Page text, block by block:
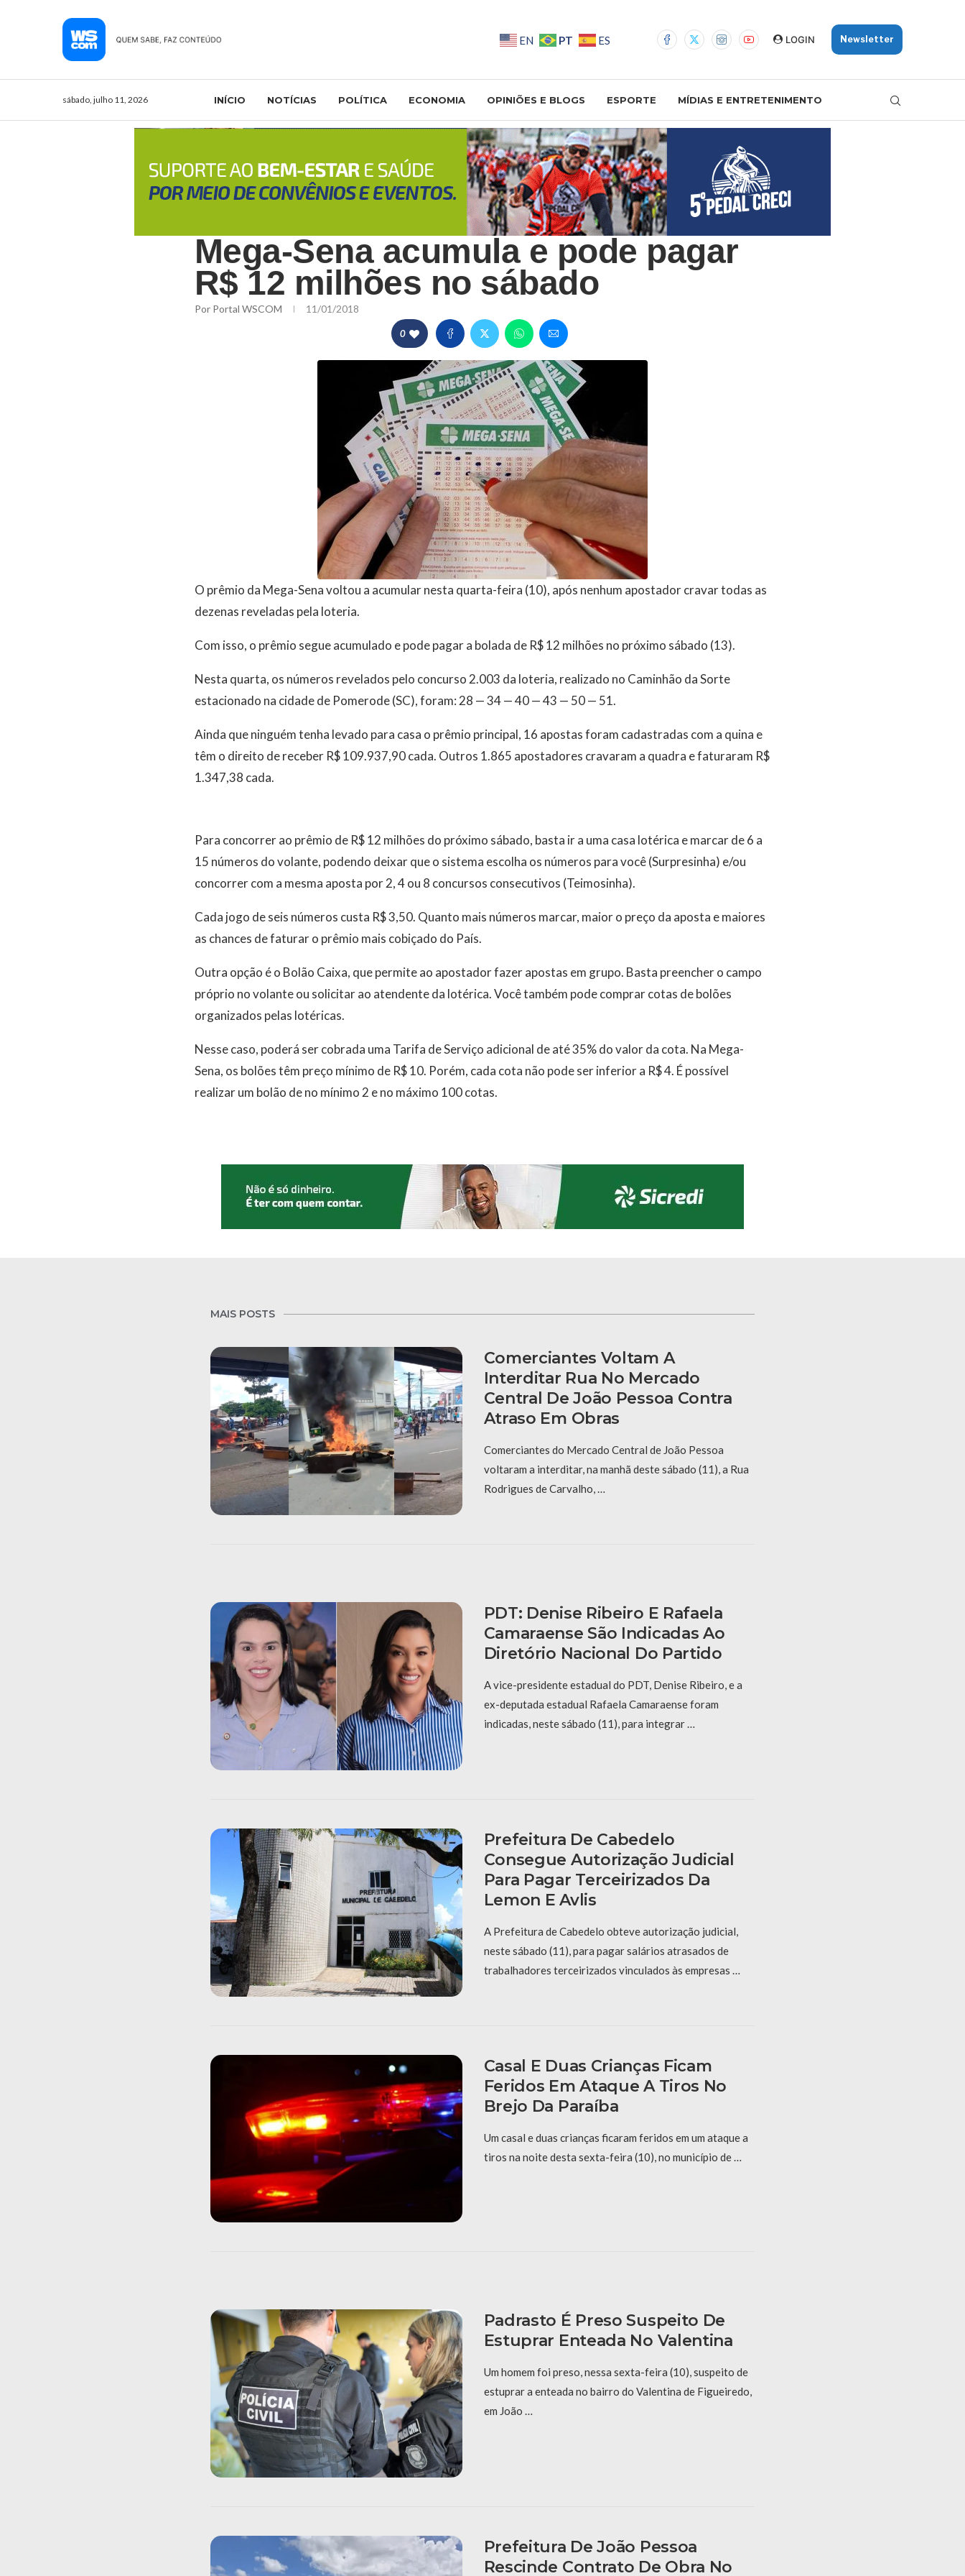
EN PT ES LOGIN Newsletter
sábado, julho 11, 2026 INÍCIO NOTÍCIAS POLÍTICA ECONOMIA OPINIÕES E BLOGS ESPORTE MÍDIAS E ENTRETENIMENTO
Mega-Sena acumula e pode pagar
R$ 12 milhões no sábado
Por Portal WSCOM 11/01/2018
0
O prêmio da Mega-Sena voltou a acumular nesta quarta-feira (10), após nenhum apostador cravar todas as
dezenas reveladas pela loteria.
Com isso, o prêmio segue acumulado e pode pagar a bolada de R$ 12 milhões no próximo sábado (13).
Nesta quarta, os números revelados pelo concurso 2.003 da loteria, realizado no Caminhão da Sorte
estacionado na cidade de Pomerode (SC), foram: 28 — 34 — 40 — 43 — 50 — 51.
Ainda que ninguém tenha levado para casa o prêmio principal, 16 apostas foram cadastradas com a quina e
têm o direito de receber R$ 109.937,90 cada. Outros 1.865 apostadores cravaram a quadra e faturaram R$
1.347,38 cada.
Para concorrer ao prêmio de R$ 12 milhões do próximo sábado, basta ir a uma casa lotérica e marcar de 6 a
15 números do volante, podendo deixar que o sistema escolha os números para você (Surpresinha) e/ou
concorrer com a mesma aposta por 2, 4 ou 8 concursos consecutivos (Teimosinha).
Cada jogo de seis números custa R$ 3,50. Quanto mais números marcar, maior o preço da aposta e maiores
as chances de faturar o prêmio mais cobiçado do País.
Outra opção é o Bolão Caixa, que permite ao apostador fazer apostas em grupo. Basta preencher o campo
próprio no volante ou solicitar ao atendente da lotérica. Você também pode comprar cotas de bolões
organizados pelas lotéricas.
Nesse caso, poderá ser cobrada uma Tarifa de Serviço adicional de até 35% do valor da cota. Na Mega-
Sena, os bolões têm preço mínimo de R$ 10. Porém, cada cota não pode ser inferior a R$ 4. É possível
realizar um bolão de no mínimo 2 e no máximo 100 cotas.
MAIS POSTS
Comerciantes Voltam A
Interditar Rua No Mercado
Central De João Pessoa Contra
Atraso Em Obras
Comerciantes do Mercado Central de João Pessoa
voltaram a interditar, na manhã deste sábado (11), a Rua
Rodrigues de Carvalho, …
PDT: Denise Ribeiro E Rafaela
Camaraense São Indicadas Ao
Diretório Nacional Do Partido
A vice-presidente estadual do PDT, Denise Ribeiro, e a
ex-deputada estadual Rafaela Camaraense foram
indicadas, neste sábado (11), para integrar …
Prefeitura De Cabedelo
Consegue Autorização Judicial
Para Pagar Terceirizados Da
Lemon E Avlis
A Prefeitura de Cabedelo obteve autorização judicial,
neste sábado (11), para pagar salários atrasados de
trabalhadores terceirizados vinculados às empresas …
Casal E Duas Crianças Ficam
Feridos Em Ataque A Tiros No
Brejo Da Paraíba
Um casal e duas crianças ficaram feridos em um ataque a
tiros na noite desta sexta-feira (10), no município de …
Padrasto É Preso Suspeito De
Estuprar Enteada No Valentina
Um homem foi preso, nessa sexta-feira (10), suspeito de
estuprar a enteada no bairro do Valentina de Figueiredo,
em João …
Prefeitura De João Pessoa
Rescinde Contrato De Obra No